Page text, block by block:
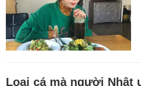
Loại cá mà người Nhật